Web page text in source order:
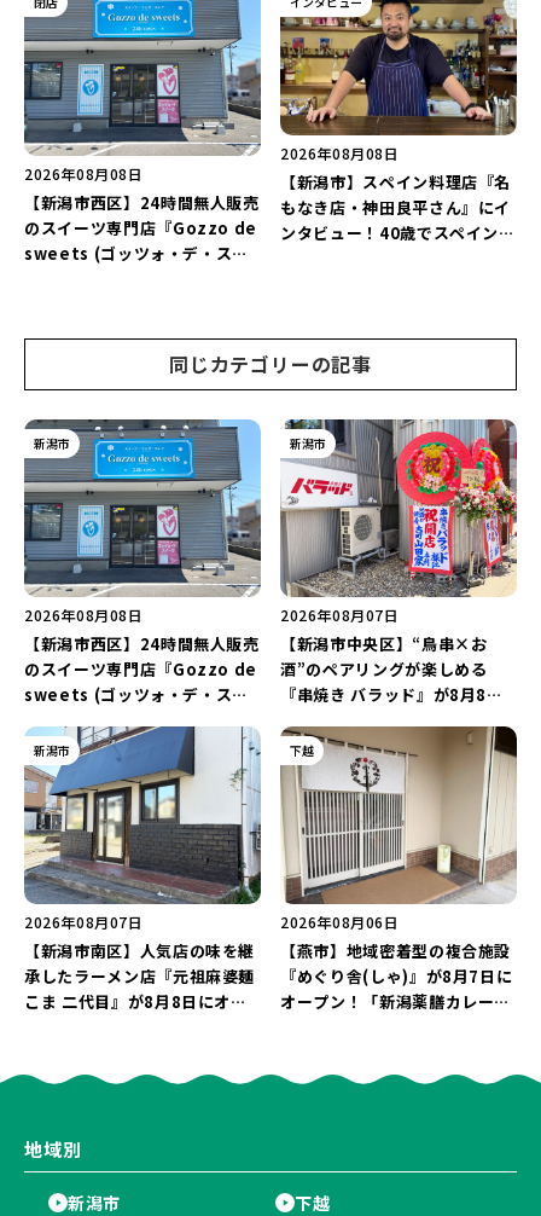
♪
ー」と「美容と健康を考えたプ
レートランチ」を実食レポート
♪
2026年08月08日
【新潟市西区】24時間無人販売
のスイーツ専門店『Gozzo de
sweets (ゴッツォ・デ・スイ
2026年08月08日
【新潟市】スペイン料理店『名
もなき店・神田良平さん』にイ
ンタビュー！40歳でスペインへ
同じカテゴリーの記事
新潟市
2026年08月08日
【新潟市西区】24時間無人販売
のスイーツ専門店『Gozzo de
sweets (ゴッツォ・デ・スイ
店…。一部商品は姉妹店で販売
継続！
新潟市
2026年08月07日
【新潟市中央区】“鳥串×お
酒”のペアリングが楽しめる
『串焼き バラッド』が8月8日
インアップ♪
新潟市
2026年08月07日
【新潟市南区】人気店の味を継
承したラーメン店『元祖麻婆麺
こま 二代目』が8月8日にオー
下越
2026年08月06日
【燕市】地域密着型の複合施設
『めぐり舎(しゃ)』が8月7日に
オープン！「新潟薬膳カレー
う♪
地域別
新潟市
下越